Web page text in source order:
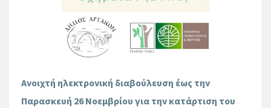
Ανοιχτή ηλεκτρονική διαβούλευση έως την
Παρασκευή 26 Νοεμβρίου για την κατάρτιση του